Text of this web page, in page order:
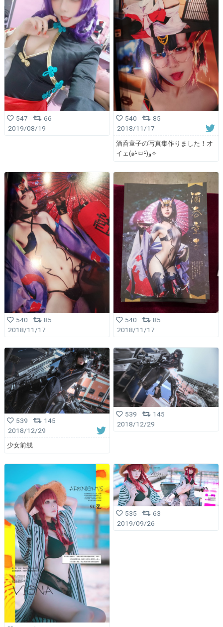
547
66
2019/08/19
540
85
2018/11/17
酒呑童子の写真集作りました！オ
イェ(๑•̀ㅂ•́)و✧
540
85
2018/11/17
540
85
2018/11/17
539
145
2018/12/29
少女前线
539
145
2018/12/29
535
63
2019/09/26